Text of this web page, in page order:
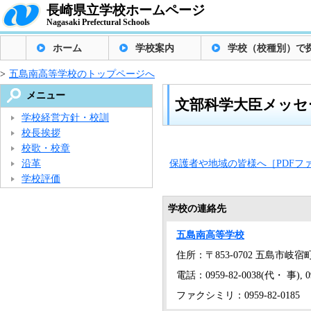
長崎県立学校ホームページ
Nagasaki Prefectural Schools
ホーム 学校案内 学校（校種別）で
> 五島南高等学校のトップページへ
文部科学大臣メッ
保護者や地域の皆様へ［PDFフ
学校の連絡先
五島南高等学校
住所：〒853-0702 五島市岐宿
電話：0959-82-0038(代・ 事),
ファクシミリ：0959-82-0185
メニュー
学校経営方針・校訓
校長挨拶
校歌・校章
沿革
学校評価